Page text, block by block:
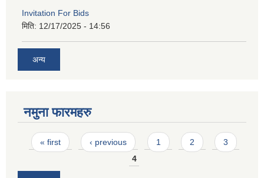
Invitation For Bids
मिति: 12/17/2025 - 14:56
अन्य
नमुना फारमहरु
Pages
« first ‹ previous 1 2
3
4